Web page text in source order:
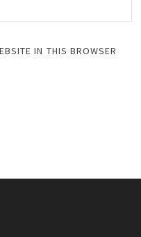
IN THIS BROWSER